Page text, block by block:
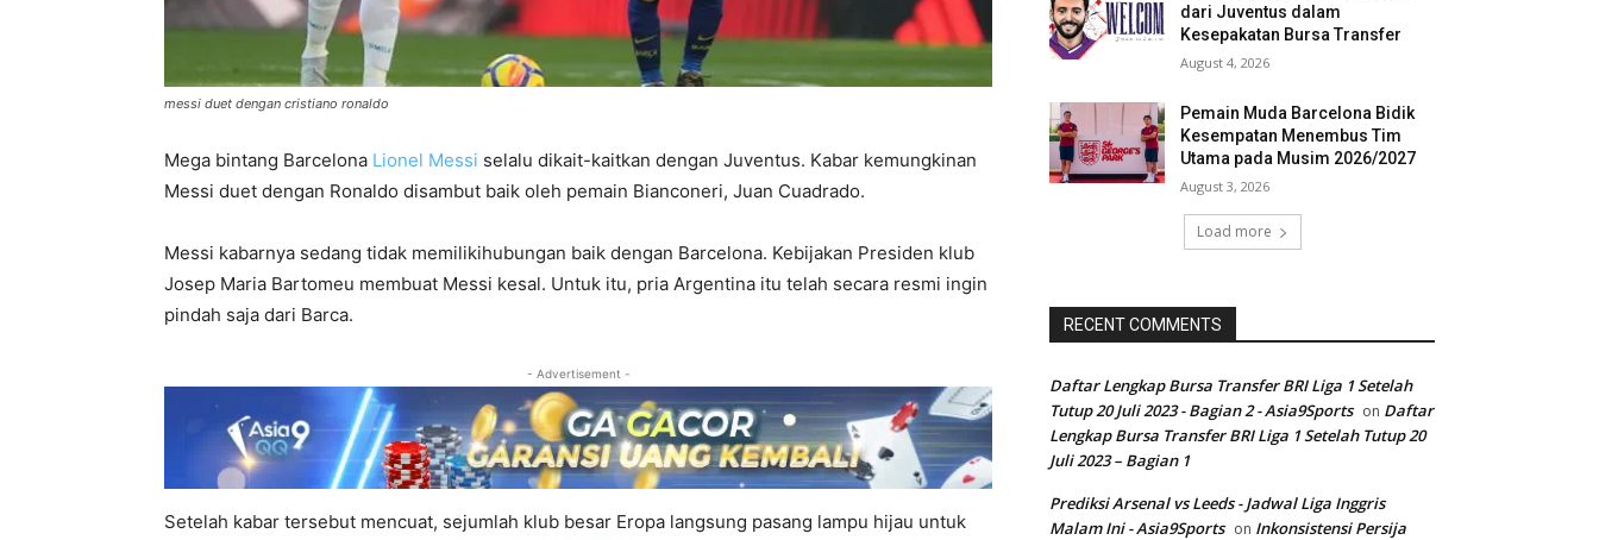
messi duet dengan cristiano ronaldo
Mega bintang Barcelona Lionel Messi selalu dikait-kaitkan dengan Juventus. Kabar kemungkinan
Messi duet dengan Ronaldo disambut baik oleh pemain Bianconeri, Juan Cuadrado.
Messi kabarnya sedang tidak memilikihubungan baik dengan Barcelona. Kebijakan Presiden klub
Josep Maria Bartomeu membuat Messi kesal. Untuk itu, pria Argentina itu telah secara resmi ingin
pindah saja dari Barca.
- Advertisement -
Setelah kabar tersebut mencuat, sejumlah klub besar Eropa langsung pasang lampu hijau untuk
dari Juventus dalam
Kesepakatan Bursa Transfer
August 4, 2026
Pemain Muda Barcelona Bidik
Kesempatan Menembus Tim
Utama pada Musim 2026/2027
August 3, 2026
Load more
RECENT COMMENTS
Daftar Lengkap Bursa Transfer BRI Liga 1 Setelah
Tutup 20 Juli 2023 - Bagian 2 - Asia9Sports on Daftar
Lengkap Bursa Transfer BRI Liga 1 Setelah Tutup 20
Juli 2023 – Bagian 1
Prediksi Arsenal vs Leeds - Jadwal Liga Inggris
Malam Ini - Asia9Sports on Inkonsistensi Persija